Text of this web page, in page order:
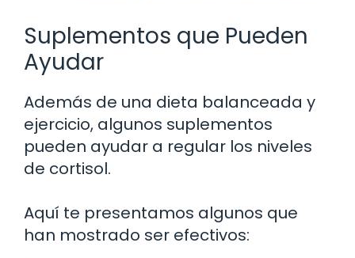
Suplementos que Pueden
Ayudar
Además de una dieta balanceada y
ejercicio, algunos suplementos
pueden ayudar a regular los niveles
de cortisol.
Aquí te presentamos algunos que
han mostrado ser efectivos: